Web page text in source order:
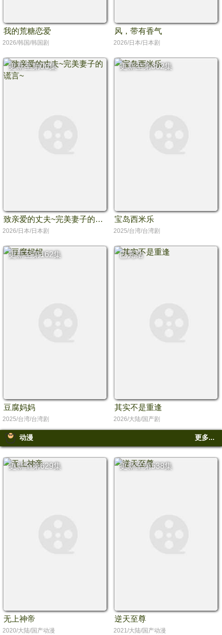
我的荒糖恋爱
2026/韩国/韩国剧
风，带有香气
2026/日本/日本剧
更新至第06集
致亲爱的丈夫~完美妻子的谎言~
2026/日本/日本剧
更新至第302集
宝岛西米乐
2025/台湾/台湾剧
更新至第162集
豆腐妈妈
2025/台湾/台湾剧
已完结
其实不是重逢
2026/大陆/国产剧
动漫 更多...
更新至第629集
无上神帝
2020/大陆/国产动漫
更新至第538集
逆天至尊
2021/大陆/国产动漫